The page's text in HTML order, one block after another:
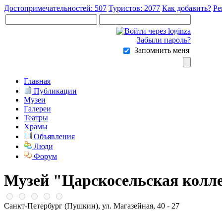
Достопримечательностей: 507 Туристов: 2077 Как добавить?
Забыли пароль?
Запомнить меня
Главная
Публикации
Музеи
Галереи
Театры
Храмы
Объявления
Люди
Форум
Музей "Царскосельская
Санкт-Петербург (Пушкин), ул. Магазейная, 40 - 27